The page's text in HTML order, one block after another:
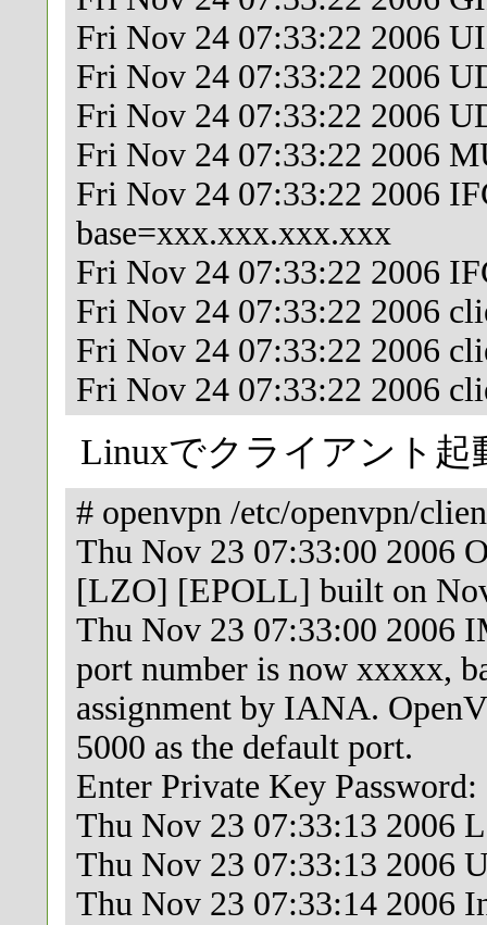
Fri Nov 24 07:33:22 2006
Fri Nov 24 07:33:22 2006
Fri Nov 24 07:33:22 2006
Fri Nov 24 07:33:22 2006
Fri Nov 24 07:33:22 2006
base=xxx.xxx.xxx.xxx
Fri Nov 24 07:33:22 2006
Fri Nov 24 07:33:22 2006
Fri Nov 24 07:33:22 2006
Fri Nov 24 07:33:22 2006
Linuxでクライアント
# openvpn /etc/openvpn/
Thu Nov 23 07:33:00 2006
[LZO] [EPOLL] built on
Thu Nov 23 07:33:00 2006
port number is now xxxxx,
assignment by IANA.
5000 as the default port.
Enter Private Key Password:
Thu Nov 23 07:33:13 2006
Thu Nov 23 07:33:13 2006
Thu Nov 23 07:33:14 2006